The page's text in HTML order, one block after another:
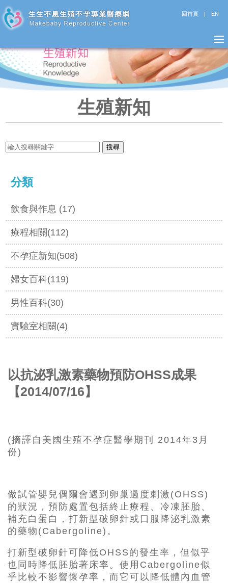
回首頁| EN
生殖新知
分類
飲食與作息 (17)
療程相關(112)
不孕症新知(508)
婦女百科(119)
男性百科(30)
實驗室相關(4)
以抗泌乳激素藥物預防OHSS成果
【2014/07/16】
(摘譯自美國生殖不孕症醫學期刊 2014年3月
份)
做試管嬰兒偶爾會遇到卵巢過度刺激(OHSS)
的狀況，預防處置包括終止療程、冷凍胚胎、
補充白蛋白，打新型破卵針或口服降泌乳激素
的藥物(Cabergoline)。
打新型破卵針可降低OHSS的發生率 ，但似乎
也 同時 降低胚胎著床率。使用Cabergoline似
乎比較不影響懷孕率，而它可以降低體內血管